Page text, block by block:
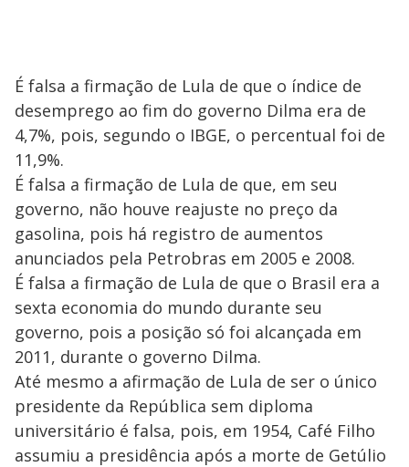
É falsa a firmação de Lula de que o índice de
desemprego ao fim do governo Dilma era de
4,7%, pois, segundo o IBGE, o percentual foi de
11,9%.
É falsa a firmação de Lula de que, em seu
governo, não houve reajuste no preço da
gasolina, pois há registro de aumentos
anunciados pela Petrobras em 2005 e 2008.
É falsa a firmação de Lula de que o Brasil era a
sexta economia do mundo durante seu
governo, pois a posição só foi alcançada em
2011, durante o governo Dilma.
Até mesmo a afirmação de Lula de ser o único
presidente da República sem diploma
universitário é falsa, pois, em 1954, Café Filho
assumiu a presidência após a morte de Getúlio